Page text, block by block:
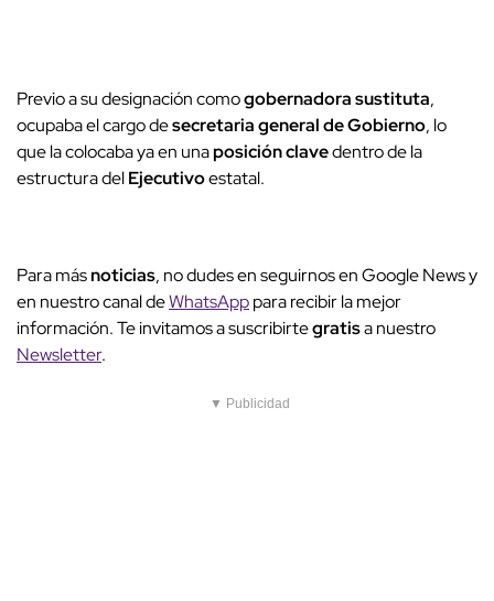
Previo a su designación comogobernadora sustituta,
ocupaba el cargo desecretaria general de Gobierno, lo
que la colocaba ya en unaposición clavedentro de la
estructura delEjecutivoestatal.
Para másnoticias, no dudes en seguirnos en Google News y
en nuestro canal deWhatsApppara recibir la mejor
información. Te invitamos a suscribirtegratisa nuestro
Newsletter.
▼ Publicidad